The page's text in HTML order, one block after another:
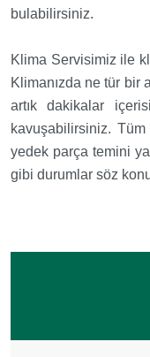
bulabilirsiniz.
Klima Servisimiz ile
Klimanızda ne tür bir
artık dakikalar
kavuşabilirsiniz. Tüm
yedek parça temini
gibi durumlar söz